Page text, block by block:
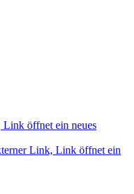
öffnet ein neues
Link, Link öffnet ein